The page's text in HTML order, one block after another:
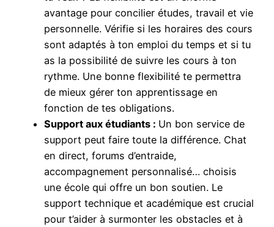
avantage pour concilier études, travail et vie
personnelle. Vérifie si les horaires des cours
sont adaptés à ton emploi du temps et si tu
as la possibilité de suivre les cours à ton
rythme. Une bonne flexibilité te permettra
de mieux gérer ton apprentissage en
fonction de tes obligations.
Support aux étudiants : Un bon service de
support peut faire toute la différence. Chat
en direct, forums d’entraide,
accompagnement personnalisé… choisis
une école qui offre un bon soutien. Le
support technique et académique est crucial
pour t’aider à surmonter les obstacles et à